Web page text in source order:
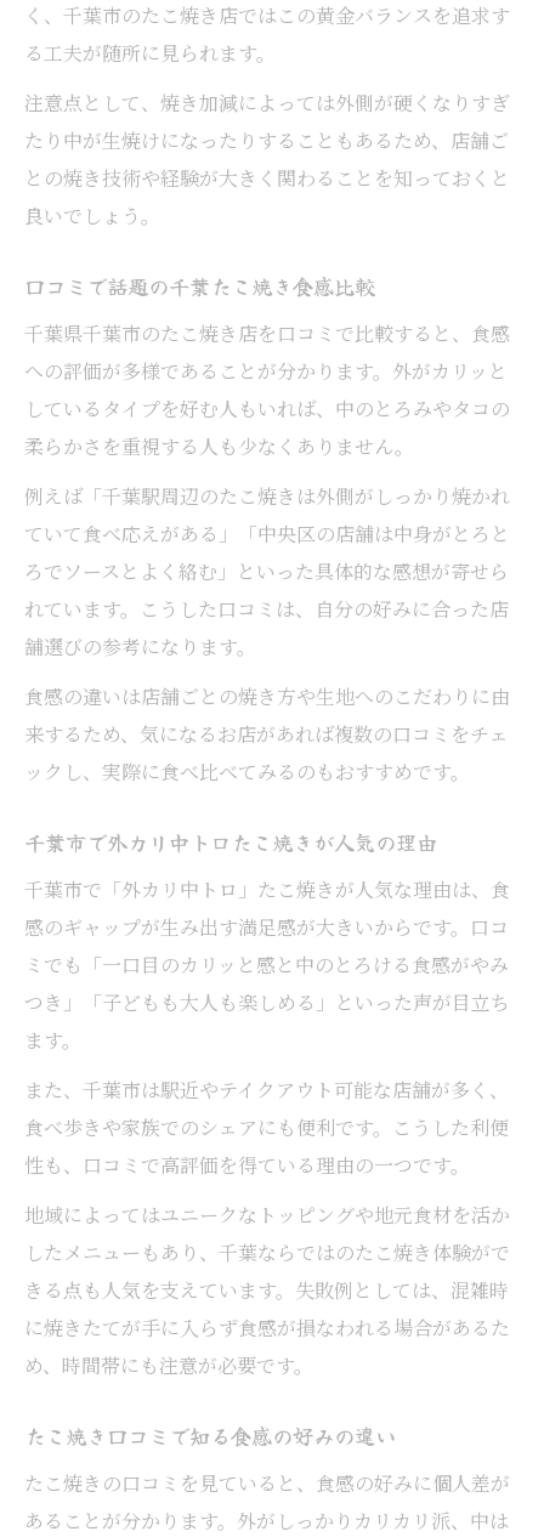
く、千葉市のたこ焼き店ではこの黄金バランスを追求す
る工夫が随所に見られます。
注意点として、焼き加減によっては外側が硬くなりすぎ
たり中が生焼けになったりすることもあるため、店舗ご
との焼き技術や経験が大きく関わることを知っておくと
良いでしょう。
口コミで話題の千葉たこ焼き食感比較
千葉県千葉市のたこ焼き店を口コミで比較すると、食感
への評価が多様であることが分かります。外がカリッと
しているタイプを好む人もいれば、中のとろみやタコの
柔らかさを重視する人も少なくありません。
例えば「千葉駅周辺のたこ焼きは外側がしっかり焼かれ
ていて食べ応えがある」「中央区の店舗は中身がとろと
ろでソースとよく絡む」といった具体的な感想が寄せら
れています。こうした口コミは、自分の好みに合った店
舗選びの参考になります。
食感の違いは店舗ごとの焼き方や生地へのこだわりに由
来するため、気になるお店があれば複数の口コミをチェ
ックし、実際に食べ比べてみるのもおすすめです。
千葉市で外カリ中トロたこ焼きが人気の理由
千葉市で「外カリ中トロ」たこ焼きが人気な理由は、食
感のギャップが生み出す満足感が大きいからです。口コ
ミでも「一口目のカリッと感と中のとろける食感がやみ
つき」「子どもも大人も楽しめる」といった声が目立ち
ます。
また、千葉市は駅近やテイクアウト可能な店舗が多く、
食べ歩きや家族でのシェアにも便利です。こうした利便
性も、口コミで高評価を得ている理由の一つです。
地域によってはユニークなトッピングや地元食材を活か
したメニューもあり、千葉ならではのたこ焼き体験がで
きる点も人気を支えています。失敗例としては、混雑時
に焼きたてが手に入らず食感が損なわれる場合があるた
め、時間帯にも注意が必要です。
たこ焼き口コミで知る食感の好みの違い
たこ焼きの口コミを見ていると、食感の好みに個人差が
あることが分かります。外がしっかりカリカリ派、中は